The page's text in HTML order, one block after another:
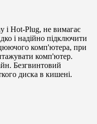
і Hot-Plug, не вимагає
і надійно підключити
комп'ютера, при
комп'ютер.
Безгвинтовий
диска в кишені.